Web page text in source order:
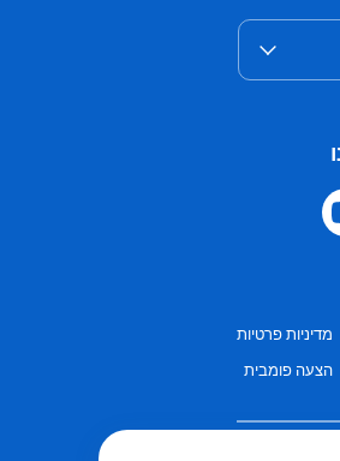
מדיניות פרטיות
הצעה פומבית